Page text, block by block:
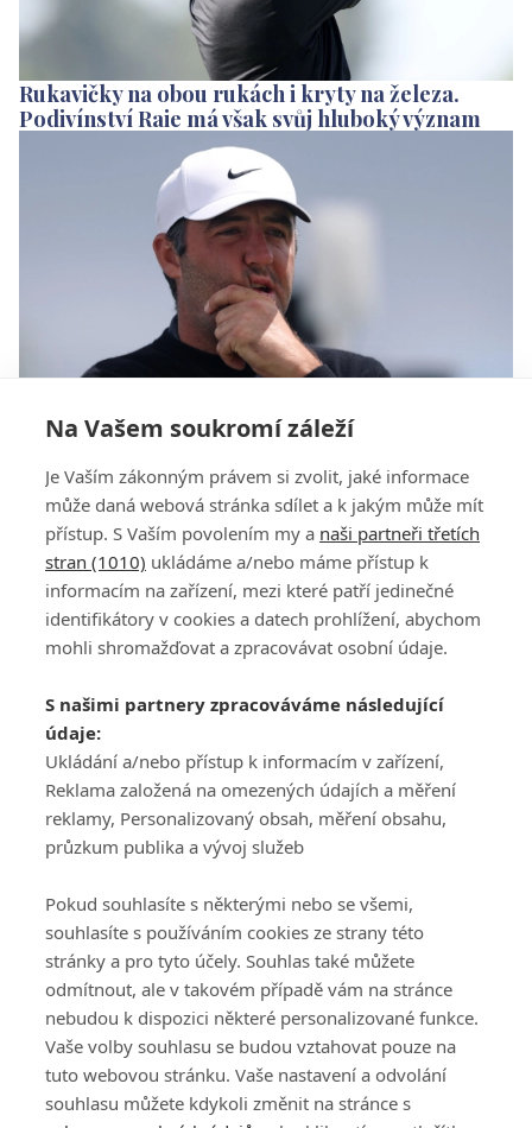
Na Vašem soukromí záleží
Je Vaším zákonným právem si zvolit, jaké informace
může daná webová stránka sdílet a k jakým může mít
přístup. S Vaším povolením my a naši partneři třetích
stran (1010) ukládáme a/nebo máme přístup k
informacím na zařízení, mezi které patří jedinečné
identifikátory v cookies a datech prohlížení, abychom
mohli shromažďovat a zpracovávat osobní údaje.
S našimi partnery zpracováváme následující
údaje:
Ukládání a/nebo přístup k informacím v zařízení,
Reklama založená na omezených údajích a měření
reklamy, Personalizovaný obsah, měření obsahu,
průzkum publika a vývoj služeb
Pokud souhlasíte s některými nebo se všemi,
souhlasíte s používáním cookies ze strany této
stránky a pro tyto účely. Souhlas také můžete
odmítnout, ale v takovém případě vám na stránce
nebudou k dispozici některé personalizované funkce.
Vaše volby souhlasu se budou vztahovat pouze na
tuto webovou stránku. Vaše nastavení a odvolání
souhlasu můžete kdykoli změnit na stránce s
Rukavičky na obou rukách i kryty na železa.
Podivínství Raie má však svůj hluboký význam
Aronimink testuje během PGA Championship
hráče, které hvězdy nedaly cut?
Všeobecné obchodní
podmínky služby
GolfExtra.cz Premium
Podmínky zpracování
osobních údajů při
GolfExtra
Ceník GolfExtra.cz
Premium
Doporučené odkazy
ATV CZ, s.r.o.
140 00 Praha 4
Editor Obchod